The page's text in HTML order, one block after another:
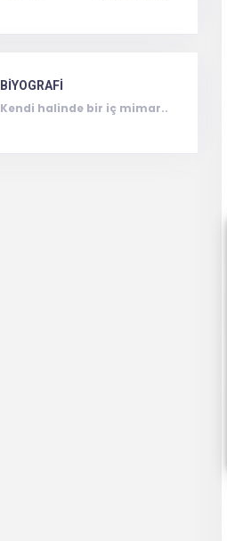
BİYOGRAFİ
Kendi halinde bir iç mimar..